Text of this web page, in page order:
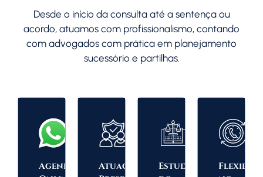
Desde o início da consulta até a sentença ou
acordo, atuamos com profissionalismo, contando
com advogados com prática em planejamento
sucessório e partilhas.
AgendamentoAtuação
Estudo